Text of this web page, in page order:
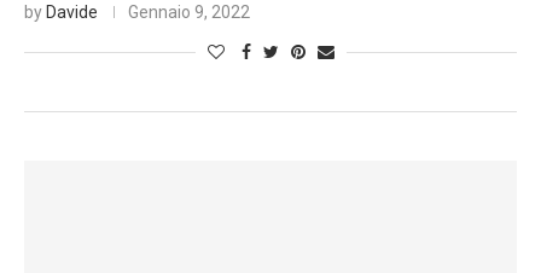
by Davide Gennaio 9, 2022